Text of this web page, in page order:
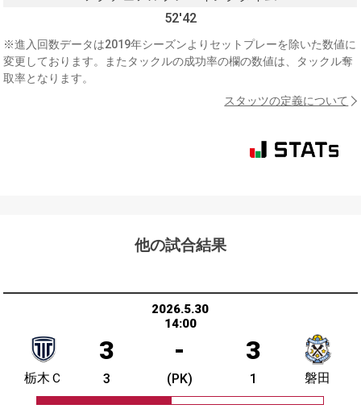
52'42
※進入回数データは2019年シーズンよりセットプレーを除いた数値に
変更しております。またタックルの成功率の欄の数値は、タックル奪
取率となります。
スタッツの定義について
他の試合結果
2026.5.30
14:00
3 - 3
栃木Ｃ 3 (PK) 1 磐田